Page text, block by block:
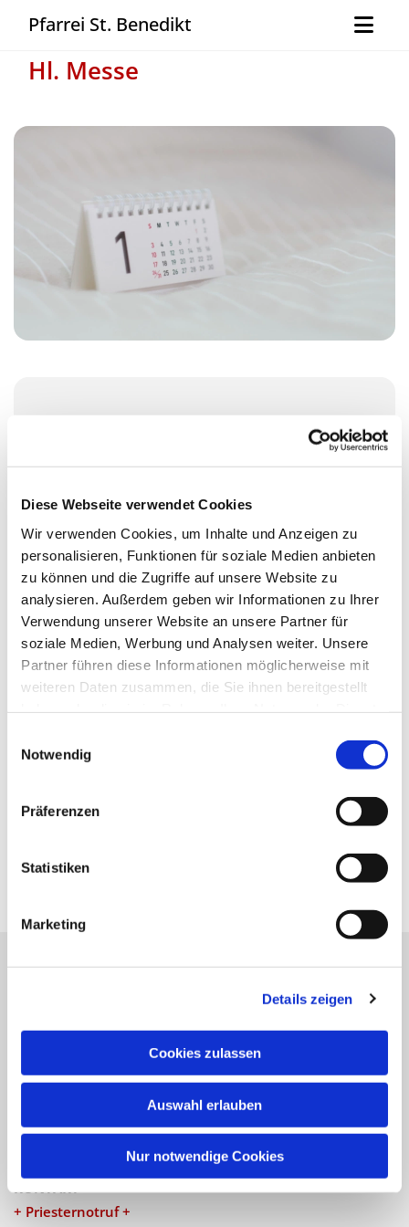
Diese Webseite verwendet Cookies
Wir verwenden Cookies, um Inhalte und Anzeigen zu
personalisieren, Funktionen für soziale Medien anbieten
zu können und die Zugriffe auf unsere Website zu
analysieren. Außerdem geben wir Informationen zu Ihrer
Verwendung unserer Website an unsere Partner für
soziale Medien, Werbung und Analysen weiter. Unsere
Partner führen diese Informationen möglicherweise mit
weiteren Daten zusammen, die Sie ihnen bereitgestellt
Notwendig
Präferenzen
Statistiken
Marketing
Details zeigen
Cookies zulassen
Auswahl erlauben
Nur notwendige Cookies
Pfarrei St. Benedikt
Hl. Messe
Sonntag, 22. August 2027, 08:00 Uhr
Trebbin
Pfarrei St. Benedikt Teltow-Fläming
NAVIGATION
Veranstaltungen
KONTAKT
+ Priesternotruf +